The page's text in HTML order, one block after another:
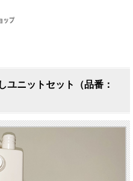
ユニットセット（品番：